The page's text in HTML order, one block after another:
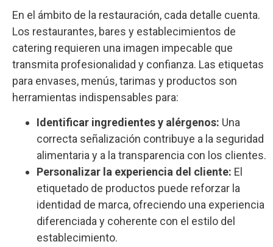
En el ámbito de la restauración, cada detalle cuenta.
Los restaurantes, bares y establecimientos de
catering requieren una imagen impecable que
transmita profesionalidad y confianza. Las etiquetas
para envases, menús, tarimas y productos son
herramientas indispensables para:
Identificar ingredientes y alérgenos: Una
correcta señalización contribuye a la seguridad
alimentaria y a la transparencia con los clientes.
Personalizar la experiencia del cliente: El
etiquetado de productos puede reforzar la
identidad de marca, ofreciendo una experiencia
diferenciada y coherente con el estilo del
establecimiento.